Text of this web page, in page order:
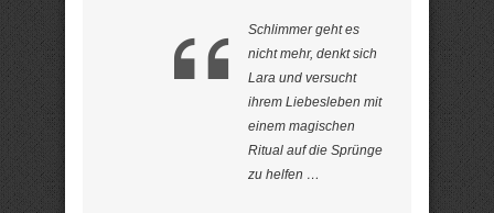
Schlimmer geht es
nicht mehr, denkt sich
Lara und versucht
ihrem Liebesleben mit
einem magischen
Ritual auf die Sprünge
zu helfen …